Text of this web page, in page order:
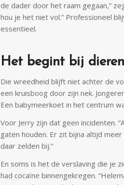
de dader door het raam gegaan,”
hou je het niet vol.” Professioneel
essentieel.
Het begint bij dieren
Die wreedheid blijft niet achter de
een kruisboog door zijn nek.
Een babymeerkoet in het centrum
Voor Jerry zijn dat geen incidenten.
gaten houden. Er zit bijna altijd
daar zelden bij.”
En soms is het de verslaving die je
had cocaïne binnengekregen.